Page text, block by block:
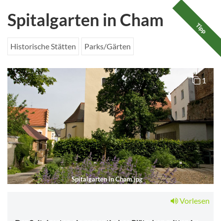
Spitalgarten in Cham Tipp
Historische Stätten Parks/Gärten
Spitalgarten in Cham.jpg
1
Vorlesen